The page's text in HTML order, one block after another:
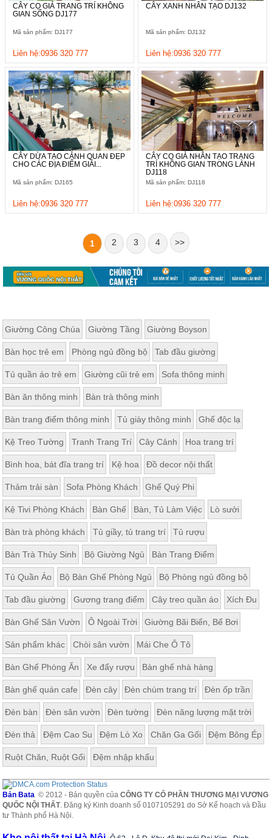
CÂY CỌ GIẢ TRANG TRÍ KHÔNG
GIAN SỐNG DJ177
Mã sản phẩm: DJ177
Liên hệ:0936 320 777
CÂY XANH NHÂN TẠO DJ132
Mã sản phẩm: DJ132
Liên hệ:0936 320 777
CÂY DỪA TẠO CẢNH QUAN ĐẸP
CHO CÁC ĐỊA ĐIỂM GIẢI...
Mã sản phẩm: DJ165
Liên hệ:0936 320 777
CÂY CỌ GIẢ NHÂN TẠO TRANG
TRÍ KHÔNG GIAN TRONG LÀNH
DJ118
Mã sản phẩm: DJ118
Liên hệ:0936 320 777
1 2 3 4 >>
Giường Công Chúa Giường Tầng Giường Boyson
Bàn học trẻ em Phòng ngủ đồng bộ Tab đầu giường
Tủ quần áo trẻ em Giường cũi trẻ em Sofa thông minh
Bàn ăn thông minh Bàn trà thông minh
Bàn trang điểm thông minh Tủ giày thông minh Ghế độc lạ
Kệ Treo Tường Tranh Trang Trí Cây Cảnh Hoa trang trí
Bình hoa, bát đĩa trang trí Kệ hoa Đồ decor nội thất
Thảm trải sàn Sofa Phòng Khách Ghế Quý Phi
Kệ Tivi Phòng Khách Bàn Ghế Bàn, Tủ Làm Việc Lò sưởi
Bàn trà phòng khách Tủ giầy, tủ trang trí Tủ rượu
Bàn Trà Thủy Sinh Bộ Giường Ngủ Bàn Trang Điểm
Tủ Quần Áo Bộ Bàn Ghế Phòng Ngủ Bộ Phòng ngủ đồng bộ
Tab đầu giường Gương trang điểm Cây treo quần áo Xích Đu
Bàn Ghế Sân Vườn Ô Ngoài Trời Giường Bãi Biển, Bể Bơi
Sản phẩm khác Chòi sân vườn Mái Che Ô Tô
Bàn Ghế Phòng Ăn Xe đẩy rượu Bàn ghế nhà hàng
Bàn ghế quán cafe Đèn cây Đèn chùm trang trí Đèn ốp trần
Đèn bàn Đèn sân vườn Đèn tường Đèn năng lượng mặt trời
Đèn thả Đệm Cao Su Đệm Lò Xo Chăn Ga Gối Đệm Bông Ép
Ruột Chăn, Ruột Gối Đệm nhập khẩu
Bản Bata © 2012 - Bản quyền củaCÔNG TY CỔ PHẦN THƯƠNG MẠI VƯƠNG
QUỐC NỘI THẤT. Đăng ký Kinh doanh số 0107105291 do Sở Kế hoạch và Đầu
tư Thành phố Hà Nội.